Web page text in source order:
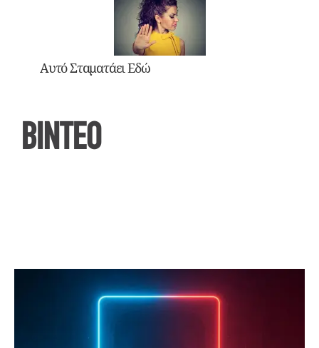
Αυτό Σταματάει Εδώ
ΒΙΝΤΕΟ